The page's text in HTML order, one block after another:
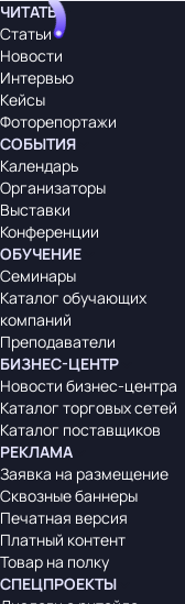
ЧИТАТЬ
Статьи
Новости
Интервью
Кейсы
Фоторепортажи
СОБЫТИЯ
Календарь
Организаторы
Выставки
Конференции
ОБУЧЕНИЕ
Семинары
Каталог обучающих
компаний
Преподаватели
БИЗНЕС-ЦЕНТР
Новости бизнес-центра
Каталог торговых сетей
Каталог поставщиков
РЕКЛАМА
Заявка на размещение
Сквозные баннеры
Печатная версия
Платный контент
Товар на полку
СПЕЦПРОЕКТЫ